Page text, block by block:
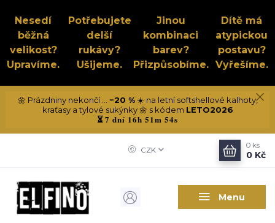
Nesedí
běžná
velikost?
Upravíme.
Potřebujete
delší
rukávy?
Ušijeme.
Jinou
kombinaci
barev?
Přizpůsobíme.
Dítě má
atypickou
postavu?
Vyřešíme.
🌼 Prázdniny nekončí ... −20 %☀️ na letní softshellové kalhoty,
kraťasy a tylové sukýnky 🌼 s kódem LETO2026
⏳7 dní 16h 51m 53s
Menu
CZK
0 ks
0 Kč